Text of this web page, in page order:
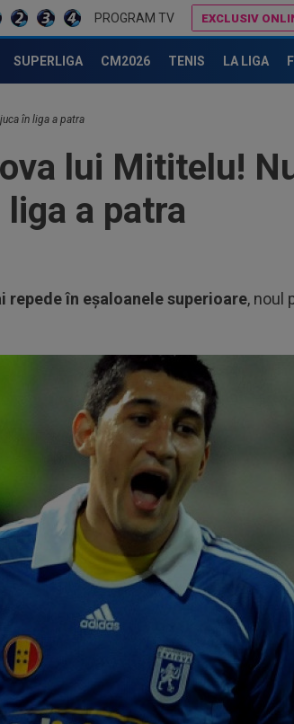
PROGRAM TV EXCLUSIV
SUPERLIGA CM2026 TENIS LA LIGA
în liga a patra
lui Mititelu!
a patra
repede în eșaloanele superioare, noul
09:47
A
dar
râs...